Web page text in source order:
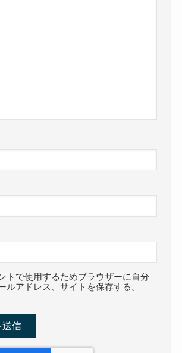
トで使用するためブラウザーに自分
ルアドレス、サイトを保存する。